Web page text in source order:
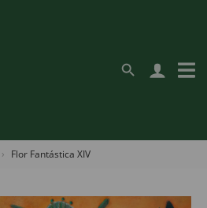
Flor Fantástica XIV